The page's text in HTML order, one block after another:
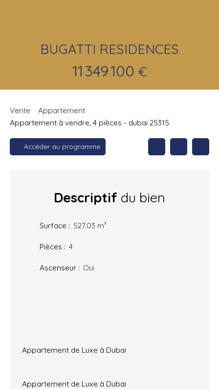
BUGATTI RESIDENCES
11 349 100 €
Vente
Appartement
Appartement à vendre, 4 pièces - dubai 25315
Accéder au programme
Descriptif du bien
Surface : 527.03 m²
Pièces : 4
Ascenseur : Oui
Appartement de Luxe à Dubai
Appartement de Luxe à Dubai